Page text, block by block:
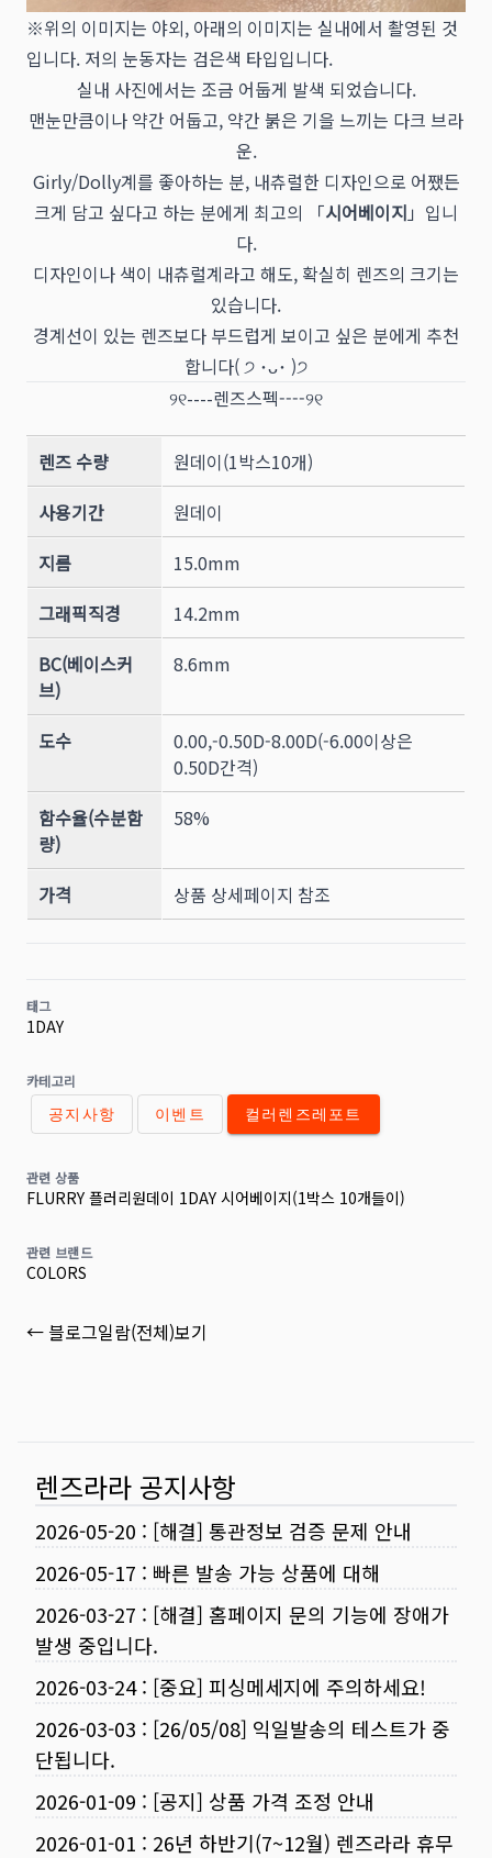
※위의 이미지는 야외, 아래의 이미지는 실내에서 촬영된 것
입니다. 저의 눈동자는 검은색 타입입니다.
실내 사진에서는 조금 어둡게 발색 되었습니다.
맨눈만큼이나 약간 어둡고, 약간 붉은 기을 느끼는 다크 브라
운.
Girly/Dolly계를 좋아하는 분, 내츄럴한 디자인으로 어쨌든
크게 담고 싶다고 하는 분에게 최고의 「시어베이지 」입니
다.
디자인이나 색이 내츄럴계라고 해도, 확실히 렌즈의 크기는
있습니다.
경계선이 있는 렌즈보다 부드럽게 보이고 싶은 분에게 추천
합니다‪( ੭ ･ᴗ･ )੭
୨୧----렌즈스펙----୨୧
렌즈 수량
원데이(1박스10개)
사용기간
원데이
지름
15.0mm
그래픽직경
14.2mm
BC(베이스커
브)
8.6mm
도수
0.00,-0.50D-8.00D(-6.00이상은
0.50D간격)
함수율(수분함
량)
58%
가격 상품 상세페이지 참조
태그
1DAY
카테고리
공지사항 이벤트 컬러렌즈레포트
관련 상품
FLURRY 플러리원데이 1DAY 시어베이지(1박스 10개들이)
관련 브랜드
COLORS
← 블로그일람(전체)보기
렌즈라라 공지사항
2026-05-20 : [해결] 통관정보 검증 문제 안내
2026-05-17 : 빠른 발송 가능 상품에 대해
2026-03-27 : [해결] 홈페이지 문의 기능에 장애가
발생 중입니다.
2026-03-24: [중요] 피싱메세지에 주의하세요!
2026-03-03 : [26/05/08] 익일발송의 테스트가 중
단됩니다.
2026-01-09 : [공지] 상품 가격 조정 안내
2026-01-01 : 26년 하반기(7~12월) 렌즈라라 휴무